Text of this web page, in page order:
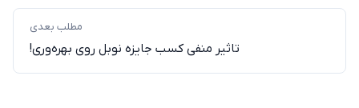
مطلب بعدی
تاثیر منفی کسب جایزه نوبل روی بهره‌وری!